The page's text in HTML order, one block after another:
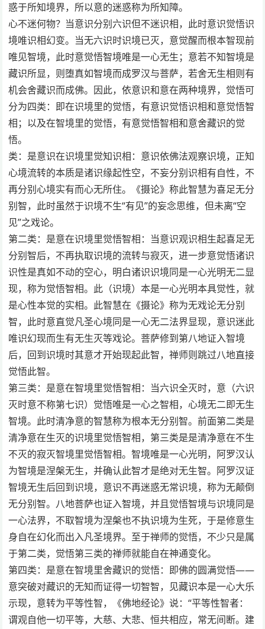
惑于所知境界，所以意的迷惑称为所知障。
心不迷何物？当意识分别六识但不迷识相，此时意识觉悟识
境唯识相幻变。当无六识时识境已灭，意觉醒而根本智现前
唯见智境，此时意觉悟智境唯是一心无生；意若不知智境是
藏识所显，则堕真如智境而成罗汉与菩萨，若舍无生相则有
机会舍藏识而成佛。因此，依意识和意在两种境界，觉悟可
分为四类：即在识境里的觉悟，有意识觉悟识相和意觉悟智
相；以及在智境里的觉悟，有意觉悟智相和意舍藏识的觉
悟。
类：是意识在识境里觉知识相：意识依佛法观察识境，正知
心境流转的本质是诸识缘起性空，不妄分别识相有自性，不
再分别心境实有而心无所住。《摄论》称此智慧为喜足无分
别智，此时虽然于识境不生“有见”的妄念思维，但未离“空
见”之戏论。
第二类：是意在识境里觉悟智相：当意识观识相生起喜足无
分别智后，不再执取识境的流转与寂灭，进一步意觉悟诸识
识性是真如不动的空心，明白诸识识境同是一心光明无二显
现，称为觉悟智相。此（识境）本是一心光明本具觉性，就
是心性本觉的实相。此智慧在《摄论》称为无戏论无分别
智，此时意直觉凡圣心境同是一心无二法界显现，意识迷此
唯识幻现而生有无生灭等戏论。菩萨修到第八地证入智境
后，回到识境时其意才开始现起此智，禅师则跳过八地直接
觉悟此智。
第三类：是意在智境里觉悟智相：当六识全灭时，意（六识
灭时意不称第七识）觉悟唯是一心之智相，心境无二即无生
智境。此时清净意的智慧称为根本无分别智。前面第二类是
清净意在生灭的识境里觉悟智相，第三类是是清净意在不生
不灭的寂灭智境里觉悟智相。智境唯是一心光明，阿罗汉认
为智境是涅槃无生，并确认此智才是绝对无生智。阿罗汉证
智境无生后回到识境，意识不再迷惑无常识境，称为无颠倒
无分别智。八地菩萨也证入智境，并且觉悟智境与识境同是
一心法界，不取智境为涅槃也不执识境为生死，于是修意生
身自在幻化而出入凡圣境界。至于禅师的觉悟，不少只是属
于第二类，觉悟第三类的禅师就能自在神通变化。
第四类：是意在智境里舍藏识的觉悟：即佛的圆满觉悟——
意突破对藏识的无知而证得一切智智，见藏识本是一心大乐
示现，意转为平等性智，《佛地经论》说：“平等性智者：
谓观自他一切平等，大慈、大悲、恒共相应，常无间断。建